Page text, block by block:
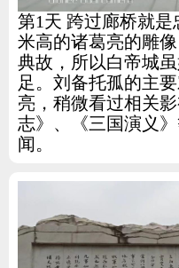
第1天 跨过廊桥就
米高的诸葛亮的雕
典故，所以白帝城
足。刘备托孤的主
亮，稍微看过相关
志》、《三国演义
闻。